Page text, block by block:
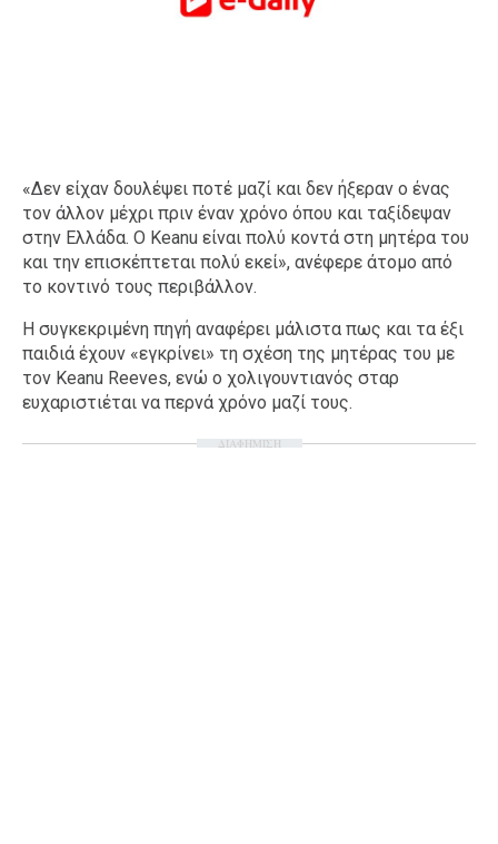
«Δεν είχαν δουλέψει ποτέ μαζί και δεν ήξεραν ο ένας
τον άλλον μέχρι πριν έναν χρόνο όπου και ταξίδεψαν
στην Ελλάδα. Ο Keanu είναι πολύ κοντά στη μητέρα του
και την επισκέπτεται πολύ εκεί», ανέφερε άτομο από
το κοντινό τους περιβάλλον.
Η συγκεκριμένη πηγή αναφέρει μάλιστα πως και τα έξι
παιδιά έχουν «εγκρίνει» τη σχέση της μητέρας του με
τον Keanu Reeves, ενώ ο χολιγουντιανός σταρ
ευχαριστιέται να περνά χρόνο μαζί τους.
ΔΙΑΦΗΜΙΣΗ